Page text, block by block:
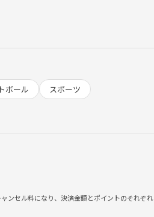
しています♪
ュニティを探している方
ボール
スポーツ
ンセル料になり、決済金額とポイントのそれぞれ